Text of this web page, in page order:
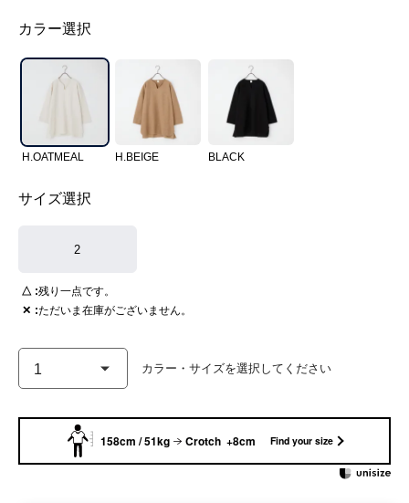
カラー選択
H.OATMEAL H.BEIGE BLACK
サイズ選択
2
△ 残り一点です。
✕
ただいま在庫がございません。
158cm / 51kg Crotch +8cm Find your size